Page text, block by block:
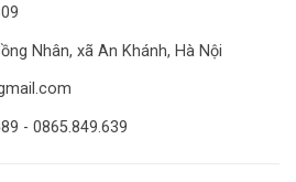
Nhân, xã An Khánh, Hà Nội
- 0865.849.639